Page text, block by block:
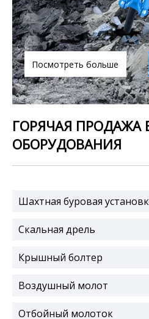
Посмотреть больше
Шахтная буровая
Скальная дрель
Крышный болтер
Воздушный молот
Отбойный молоток
ГОРЯЧАЯ ПРОДАЖА
ОБОРУДОВАНИЯ